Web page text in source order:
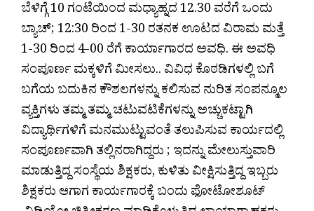
ಬೆಳಿಗ್ಗೆ 10 ಗಂಟೆಯಿಂದ ಮಧ್ಯಾಹ್ನದ 12.30 ವರೆಗೆ ಒಂದು
ಬ್ಯಾಚ್; 12:30 ರಿಂದ 1-30 ರತನಕ ಊಟದ ವಿರಾಮ ಮತ್ತೆ
1-30 ರಿಂದ 4-00 ರೆಗೆ ಕಾರ್ಯಾಗಾರದ ಅವಧಿ. ಈ ಅವಧಿ
ಸಂಪೂರ್ಣ ಮಕ್ಕಳಿಗೆ ಮೀಸಲು.. ವಿವಿಧ ಕೊಠಡಿಗಳಲ್ಲಿ ಬಗೆ
ಬಗೆಯ ಬದುಕಿನ ಕೌಶಲಗಳನ್ನು ಕಲಿಸುವ ನುರಿತ ಸಂಪನ್ಮೂಲ
ವ್ಯಕ್ತಿಗಳು ತಮ್ಮ ತಮ್ಮ ಚಟುವಟಿಕೆಗಳನ್ನು ಅಚ್ಚುಕಟ್ಟಾಗಿ
ವಿದ್ಯಾರ್ಥಿಗಳಿಗೆ ಮನಮುಟ್ಟುವಂತೆ ತಲುಪಿಸುವ ಕಾರ್ಯದಲ್ಲಿ
ಸಂಪೂರ್ಣವಾಗಿ ತಲ್ಲಿನರಾಗಿದ್ದರು ; ಇದನ್ನು ಮೇಲುಸ್ತುವಾರಿ
ಮಾಡುತ್ತಿದ್ದ ಸಂಸ್ಥೆಯ ಶಿಕ್ಷಕರು, ಕುಳಿತು ವೀಕ್ಷಿಸುತ್ತಿದ್ದ ಇಬ್ಬರು
ಶಿಕ್ಷಕರು ಆಗಾಗ ಕಾರ್ಯಗಾರಕ್ಕೆ ಬಂದು ಫೋಟೋಶೂಟ್